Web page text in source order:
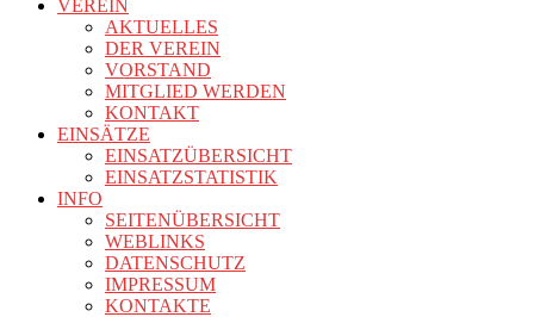
VEREIN
AKTUELLES
DER VEREIN
VORSTAND
MITGLIED WERDEN
KONTAKT
EINSÄTZE
EINSATZÜBERSICHT
EINSATZSTATISTIK
INFO
SEITENÜBERSICHT
WEBLINKS
DATENSCHUTZ
IMPRESSUM
KONTAKTE